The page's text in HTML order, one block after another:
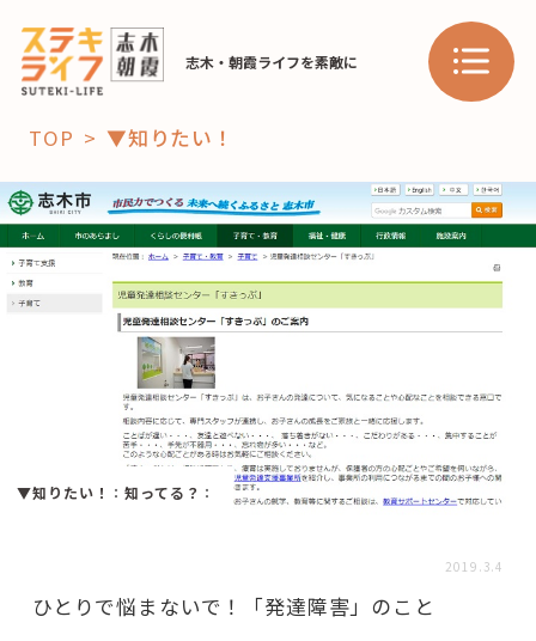
志木・朝霞ライフを素敵に
「コト」
子育て
暮らし
おすすめ
スポット 学び・教育
「場」
HAREL
TOP ▼知りたい！
▼知りたい！ ：知ってる？ ：
2019.3.4
ひとりで悩まないで！「発達障害」のこと